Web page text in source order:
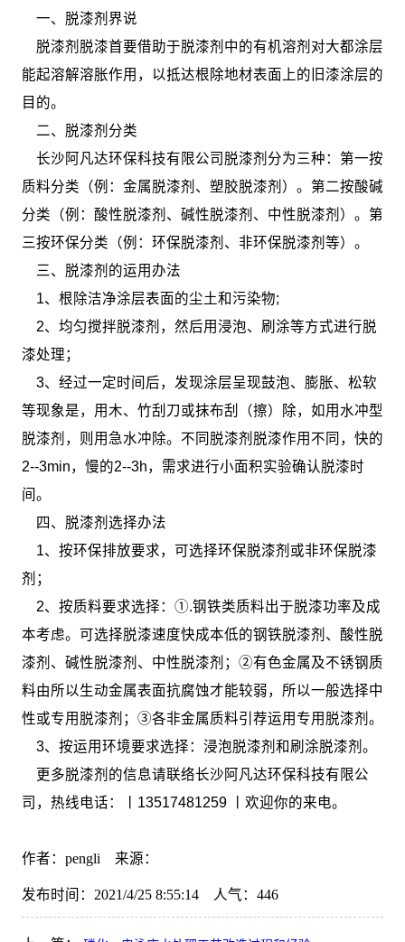
一、脱漆剂界说
脱漆剂脱漆首要借助于脱漆剂中的有机溶剂对大都涂层
能起溶解溶胀作用，以抵达根除地材表面上的旧漆涂层的
目的。
二、脱漆剂分类
长沙阿凡达环保科技有限公司脱漆剂分为三种：第一按
质料分类（例：金属脱漆剂、塑胶脱漆剂）。第二按酸碱
分类（例：酸性脱漆剂、碱性脱漆剂、中性脱漆剂）。第
三按环保分类（例：环保脱漆剂、非环保脱漆剂等）。
三、脱漆剂的运用办法
1、根除洁净涂层表面的尘土和污染物;
2、均匀搅拌脱漆剂，然后用浸泡、刷涂等方式进行脱
漆处理；
3、经过一定时间后，发现涂层呈现鼓泡、膨胀、松软
等现象是，用木、竹刮刀或抹布刮（擦）除，如用水冲型
脱漆剂，则用急水冲除。不同脱漆剂脱漆作用不同，快的
2--3min，慢的2--3h，需求进行小面积实验确认脱漆时
间。
四、脱漆剂选择办法
1、按环保排放要求，可选择环保脱漆剂或非环保脱漆
剂；
2、按质料要求选择：①.钢铁类质料出于脱漆功率及成
本考虑。可选择脱漆速度快成本低的钢铁脱漆剂、酸性脱
漆剂、碱性脱漆剂、中性脱漆剂；②有色金属及不锈钢质
料由所以生动金属表面抗腐蚀才能较弱，所以一般选择中
性或专用脱漆剂；③各非金属质料引荐运用专用脱漆剂。
3、按运用环境要求选择：浸泡脱漆剂和刷涂脱漆剂。
更多脱漆剂的信息请联络长沙阿凡达环保科技有限公
司，热线电话：丨13517481259 丨欢迎你的来电。
作者：pengli 来源：
发布时间：2021/4/25 8:55:14 人气： 446